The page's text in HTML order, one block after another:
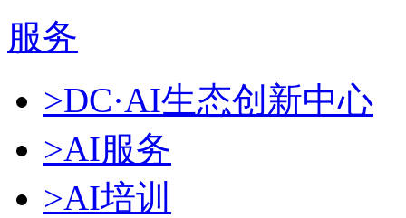
服务
>DC·AI生态创新中心
>AI服务
>AI培训